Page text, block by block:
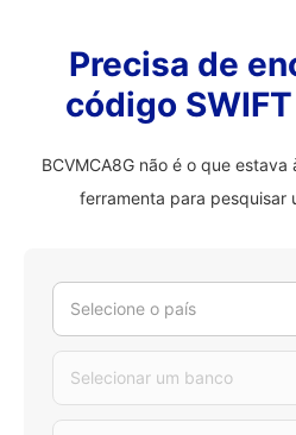
Precisa de
código
BCVMCA8G não é o que
ferramenta para pesquisar
Selecione o país
Selecionar um banco